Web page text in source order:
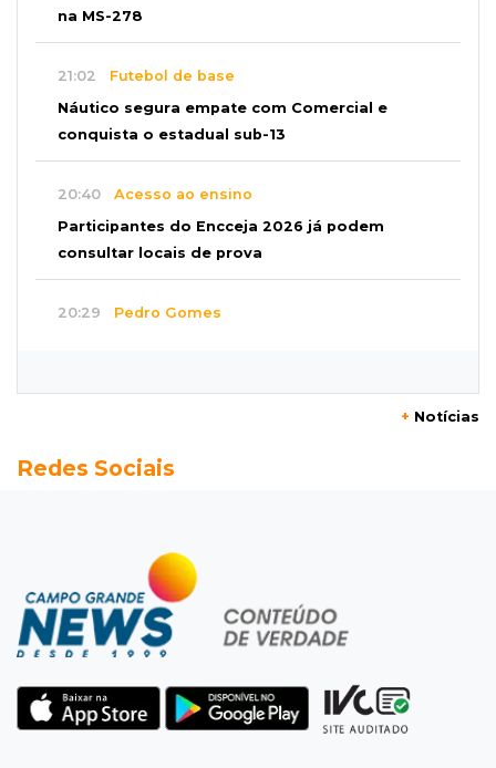
na MS-278
21:02 Futebol de base
Náutico segura empate com Comercial e
conquista o estadual sub-13
20:40 Acesso ao ensino
Participantes do Encceja 2026 já podem
consultar locais de prova
20:29 Pedro Gomes
Pantanal treina em Goiânia antes de jogo que
Campeonato Brasileiro
Remo busca empate com Atlético-MG e segue
na zona de rebaixamento
Defesa diz que preso suspeito de sequestro
só emprestou casa a conhecido
+ Notícias
Redes Sociais